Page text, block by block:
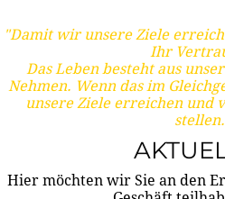
"Damit wir unsere Ziele
Ihr
Das Leben besteht aus
Nehmen. Wenn das im
unsere Ziele erreichen und
Hier möchten wir Sie an den